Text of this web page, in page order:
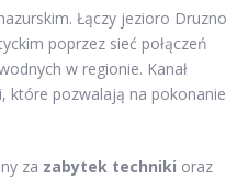
Łączy jezioro Druzno
poprzez sieć połączeń
w regionie. Kanał
które pozwalają na pokonanie
za zabytek techniki oraz